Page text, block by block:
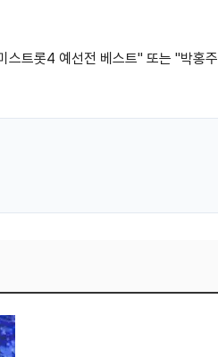
트롯4 예선전 베스트" 또는 "박홍주